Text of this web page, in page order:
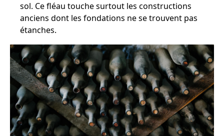
sol. Ce fléau touche surtout les constructions
anciens dont les fondations ne se trouvent pas
étanches.